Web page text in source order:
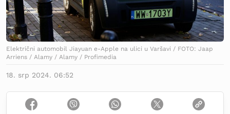
Električni automobil Jiayuan e-Apple na ulici u Varšavi / FOTO: Jaap
Arriens / Alamy / Alamy / Profimedia
18. srp 2024. 06:52